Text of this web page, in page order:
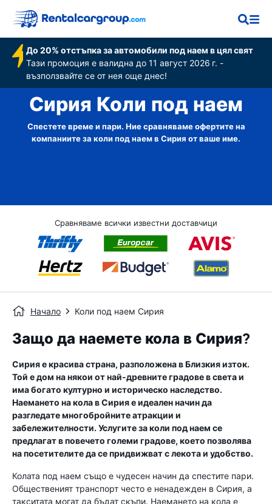
До 20% отстъпка за автомобили под наем в цял свят
Тази промоция е валидна до 11 август 2026 г. -
възползвайте се от нея още днес!
Сирия Коли под наем
Спестете време и пари. Ние сравняваме офертите на
компаниите за коли под наем в Сирия от ваше име.
Сравняваме всички известни доставчици
Начало Коли под наем Сирия
Защо да наемете кола в Сирия?
Сирия е красива страна, разположена в Близкия изток.
Той е дом на някои от най-древните градове в света и
има богато културно и историческо наследство.
Наемането на кола в Сирия е идеален начин да
разгледате многобройните атракции и
забележителности. Услугите за коли под наем се
предлагат в повечето големи градове, което позволява
на посетителите да се придвижват с лекота и удобство.
Колата под наем също е чудесен начин да спестите пари.
Общественият транспорт често е ненадежден в Сирия, а
такситата могат да бъдат скъпи. Наемането на кола е